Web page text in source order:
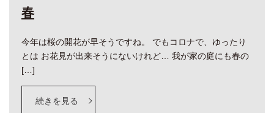
春
今年は桜の開花が早そうですね。 でもコロナで、ゆったり
とは お花見が出来そうにないけれど… 我が家の庭にも春の
[…]
続きを見る